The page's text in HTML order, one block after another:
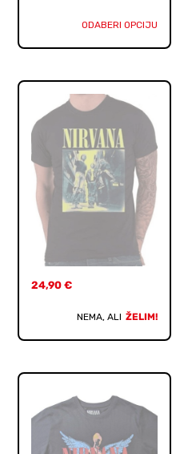
ODABERI OPCIJU
24,90€
NEMA, ALI ŽELIM!